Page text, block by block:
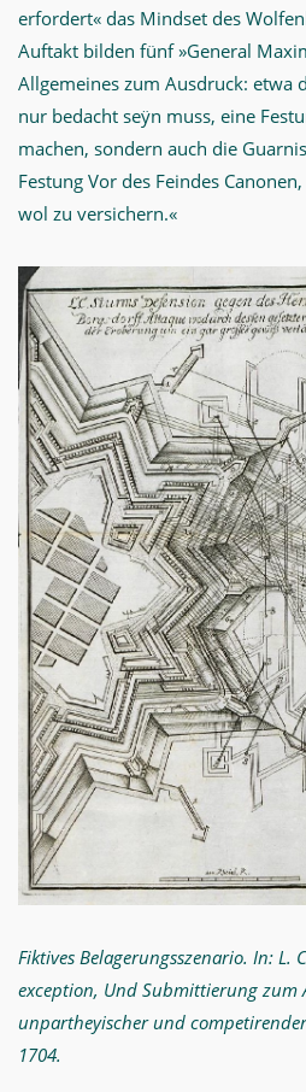
erfordert« das Mindset des
Auftakt bilden fünf »General
Allgemeines zum Ausdruck: etwa
nur bedacht seÿn muss, eine
machen, sondern auch die
Festung Vor des Feindes
wol zu versichern.«
Fiktives Belagerungsszenario. In: L.
exception, Und Submittierung zum
unpartheyischer und
1704.